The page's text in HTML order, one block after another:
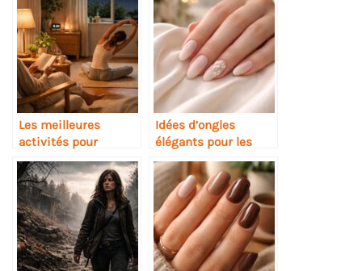
Les meilleures
activités pour
garantir une nuit de
sommeil réparatrice
Idées d’ongles
élégants pour les
invitées de mariage